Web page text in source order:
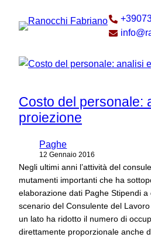
Costo del personale:
proiezione
Paghe
12 Gennaio 2016
Negli ultimi anni l’attività del
mutamenti importanti che ha
elaborazione dati Paghe Stipendi
scenario del Consulente del
un lato ha ridotto il numero di
direttamente proporzionale anche